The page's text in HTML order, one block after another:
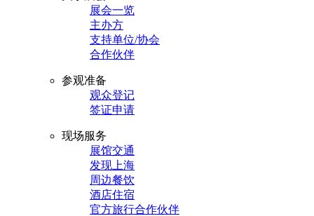
展会一览
主办方
支持单位/协会
合作伙伴
参观准备
观众登记
签证申请
现场服务
展馆交通
发现上海
周边餐饮
酒店住宿
官方旅行合作伙伴